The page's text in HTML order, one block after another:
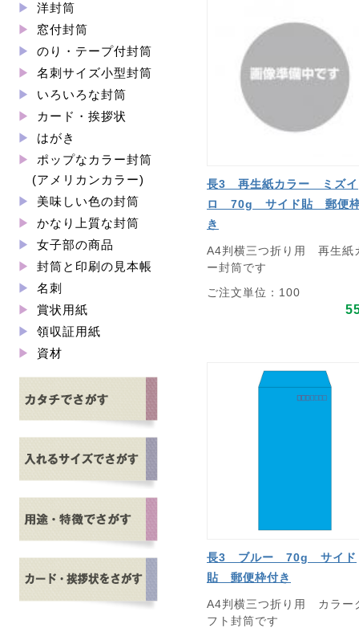
洋封筒
窓付封筒
のり・テープ付封筒
名刺サイズ小型封筒
いろいろな封筒
カード・挨拶状
はがき
ポップなカラー封筒
(アメリカンカラー)
美味しい色の封筒
かなり上質な封筒
女子部の商品
封筒と印刷の見本帳
名刺
賞状用紙
領収証用紙
資材
長3 再生紙カラー ミズイ
ロ 70g サイド貼 郵便
き
A4判横三つ折り用 再生紙
ー封筒です
ご注文単位：100
長3 ブルー 70g サイド
貼 郵便枠付き
A4判横三つ折り用 カラー
フト封筒です